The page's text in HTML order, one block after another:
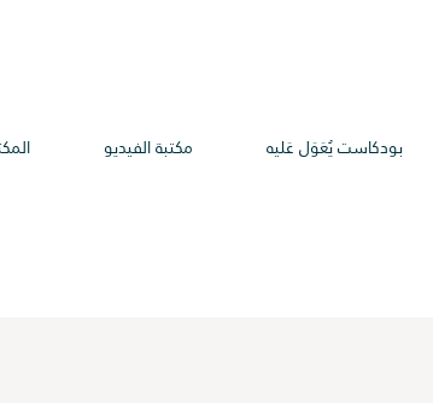
بودكاست يُعَوَل عَليه مكتبة الفيديو